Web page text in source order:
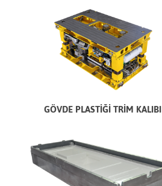
GÖVDE PLASTİĞİ TRİM KALIBI